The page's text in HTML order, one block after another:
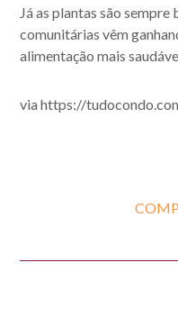
Já as plantas são sempre
comunitárias vêm
alimentação mais
via https://